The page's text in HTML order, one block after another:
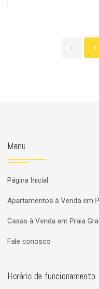
‹ 1
Menu
Página Inicial
Apartamentos à Venda em
Casas à Venda em Praia
Fale conosco
Horário de funcionamento